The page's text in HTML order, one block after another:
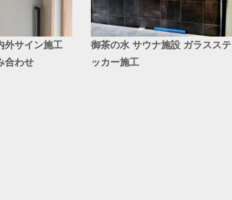
外サイン施工
合わせ
御茶の水 サウナ施設 ガラスステ
ッカー施工